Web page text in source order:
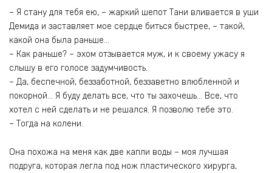
– Я стану для тебя ею, – жаркий шепот Тани вливается в уши
Демида и заставляет мое сердце биться быстрее, – такой,
какой она была раньше…
– Как раньше? – эхом отзывается муж, и к своему ужасу я
слышу в его голосе задумчивость.
– Да, беспечной, беззаботной, беззаветно влюбленной и
покорной… Я буду делать все, что ты захочешь… Все, что
хотел с ней сделать и не решался. Я позволю тебе это.
– Тогда на колени.
Она похожа на меня как две капли воды – моя лучшая
подруга, которая легла под нож пластического хирурга,